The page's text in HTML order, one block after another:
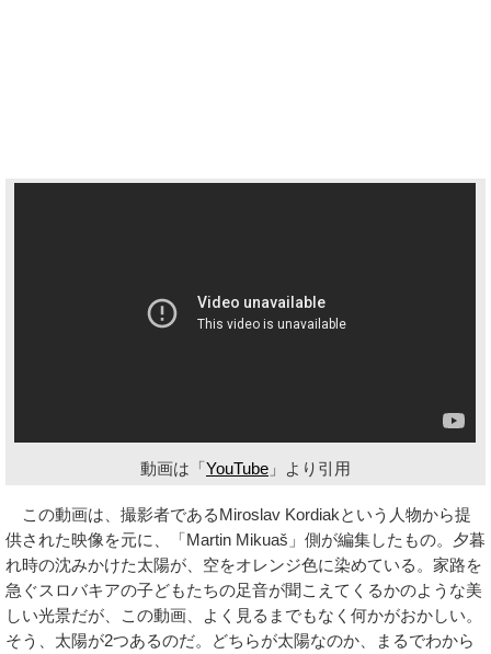
動画は「YouTube 」より引用
この動画は、撮影者であるMiroslav Kordiakという人物から提
供された映像を元に、「Martin Mikuaš」側が編集したもの。夕暮
れ時の沈みかけた太陽が、空をオレンジ色に染めている。家路を
急ぐスロバキアの子どもたちの足音が聞こえてくるかのような美
しい光景だが、この動画、よく見るまでもなく何かがおかしい。
そう、太陽が2つあるのだ。どちらが太陽なのか、まるでわから